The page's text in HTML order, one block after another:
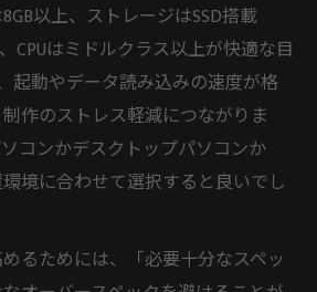
以上、ストレージはSSD搭載
CPUはミドルクラス以上が快適な目
起動やデータ読み込みの速度が格
作のストレス軽減につながりま
コンかデスクトップパソコンか
境に合わせて選択すると良いでし
るためには、「必要十分なスペッ